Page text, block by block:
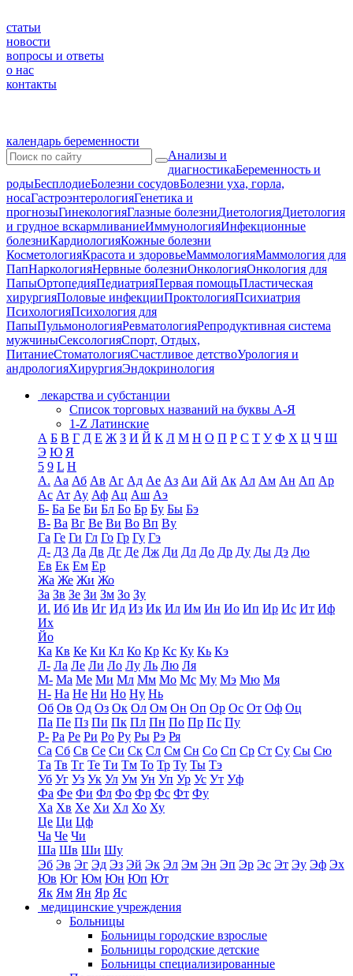
статьи
новости
вопросы и ответы
о нас
контакты
календарь беременности
Анализы и
диагностикаБеременность и
родыБесплодиеБолезни сосудовБолезни уха, горла,
носаГастроэнтерологияГенетика и
прогнозыГинекологияГлазные болезниДиетологияДиетология
и грудное вскармливаниеИммунологияИнфекционные
болезниКардиологияКожные болезни
КосметологияКрасота и здоровьеМаммологияМаммология для
ПапНаркологияНервные болезниОнкологияОнкология для
ПапыОртопедияПедиатрияПервая помощьПластическая
хирургияПоловые инфекцииПроктологияПсихиатрия
ПсихологияПсихология для
ПапыПульмонологияРевматологияРепродуктивная система
мужчиныСексологияСпорт, Отдых,
ПитаниеСтоматологияСчастливое детствоУрология и
андрологияХирургияЭндокринология
лекарства и субстанции
Список торговых названий на буквы А-Я
1-Z Латинские
А Б В Г Д Е Ж З И Й К Л М Н О П Р С Т У Ф Х Ц Ч Ш
Э Ю Я
5 9 L H
А. Аа Аб Ав Аг Ад Ае Аз Аи Ай Ак Ал Ам Ан Ап Ар
Ас Ат Ау Аф Ац Аш Аэ
Б- Ба Бе Би Бл Бо Бр Бу Бы Бэ
В- Ва Вг Ве Ви Во Вп Ву
Га Ге Ги Гл Го Гр Гу Гэ
Д- Д3 Да Дв Дг Де Дж Ди Дл До Др Ду Ды Дэ Дю
Ев Ек Ем Ер
Жа Же Жи Жо
За Зв Зе Зи Зм Зо Зу
И. Иб Ив Иг Ид Из Ик Ил Им Ин Ио Ип Ир Ис Ит Иф
Их
Йо
Ка Кв Ке Ки Кл Ко Кр Кс Ку Кь Кэ
Л- Ла Ле Ли Ло Лу Ль Лю Ля
М- Ма Ме Ми Мл Мм Мо Мс Му Мэ Мю Мя
Н- На Не Ни Но Ну Нь
Об Ов Од Оз Ок Ол Ом Он Оп Ор Ос От Оф Оц
Па Пе Пз Пи Пк Пл Пн По Пр Пс Пу
Р- Ра Ре Ри Ро Ру Ры Рэ Ря
Са Сб Св Се Си Ск Сл См Сн Со Сп Ср Ст Су Сы Сю
Та Тв Тг Те Ти Тм То Тр Ту Ты Тэ
Уб Уг Уз Ук Ул Ум Ун Уп Ур Ус Ут Уф
Фа Фе Фи Фл Фо Фр Фс Фт Фу
Ха Хв Хе Хи Хл Хо Ху
Це Ци Цф
Ча Че Чи
Ша Шв Ши Шу
Эб Эв Эг Эд Эз Эй Эк Эл Эм Эн Эп Эр Эс Эт Эу Эф Эх
Юв Юг Юм Юн Юп Ют
Як Ям Ян Яр Яс
медицинские учреждения
Больницы
Больницы городские взрослые
Больницы городские детские
Больницы специализированные